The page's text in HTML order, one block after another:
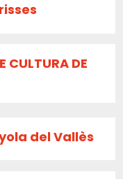
CULTURA DE
del Vallès